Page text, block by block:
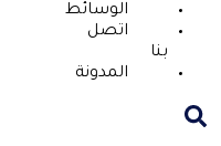
الوسائط
اتصل
بنا
المدونة